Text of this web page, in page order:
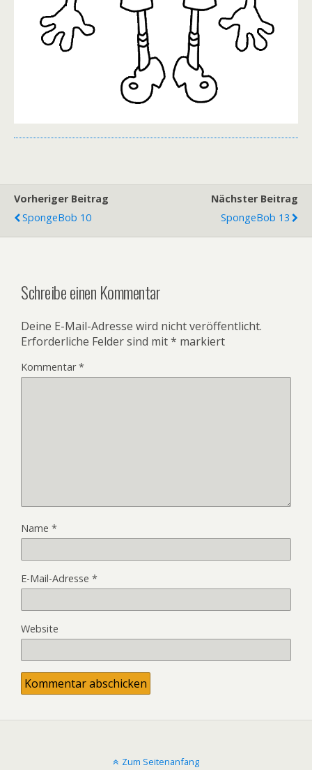
Vorheriger Beitrag
SpongeBob 10
Nächster Beitrag
SpongeBob 13
Schreibe einen Kommentar
Deine E-Mail-Adresse wird nicht veröffentlicht.
Erforderliche Felder sind mit* markiert
Kommentar*
Name *
E-Mail-Adresse *
Website
Zum Seitenanfang